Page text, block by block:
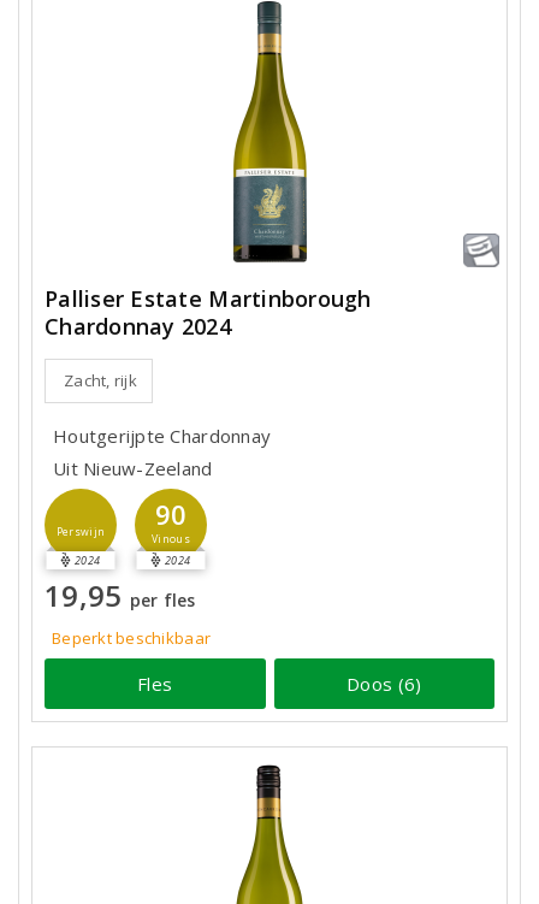
Palliser Estate Martinborough
Chardonnay 2024
Zacht, rijk
Houtgerijpte Chardonnay
Uit Nieuw-Zeeland
Perswijn
2024
90
Vinous
2024
19,95 per fles
Beperkt beschikbaar
Fles Doos (6)